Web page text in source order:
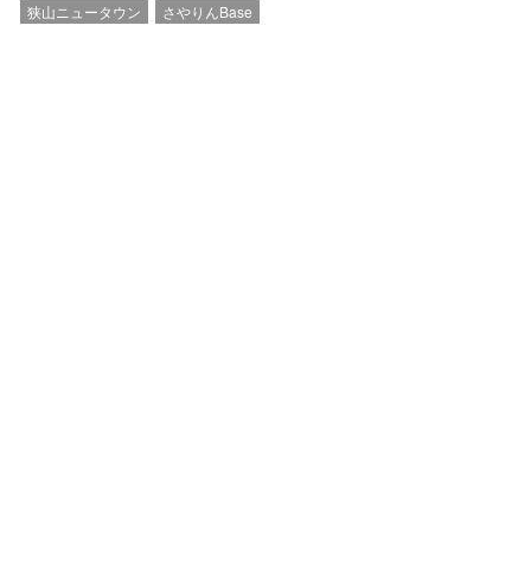
狭山ニュータウン
さやりんBase